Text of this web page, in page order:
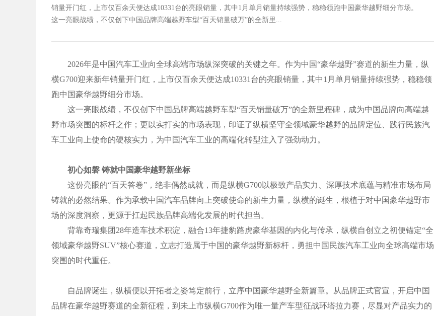
销量开门红，上市仅百余天便达成10331台的亮眼销量，其中1月单月销量持续强势，稳稳领跑中国豪华越野细分市场。
这一亮眼战绩，不仅创下中国品牌高端越野车型“百天销量破万”的全新里...
2026年是中国汽车工业向全球高端市场纵深突破的关键之年。作为中国“豪华越野”赛道的新生力量，纵
横G700迎来新年销量开门红，上市仅百余天便达成10331台的亮眼销量，其中1月单月销量持续强势，稳稳领
跑中国豪华越野细分市场。
这一亮眼战绩，不仅创下中国品牌高端越野车型“百天销量破万”的全新里程碑，成为中国品牌向高端越
野市场突围的标杆之作；更以实打实的市场表现，印证了纵横坚守全领域豪华越野的品牌定位、践行民族汽
车工业向上使命的硬核实力，为中国汽车工业的高端化转型注入了强劲动力。
初心如磐 铸就中国豪华越野新坐标
这份亮眼的“百天答卷”，绝非偶然成就，而是纵横G700以极致产品实力、深厚技术底蕴与精准市场布局
铸就的必然结果。作为承载中国汽车品牌向上突破使命的新生力量，纵横的诞生，根植于对中国豪华越野市
场的深度洞察，更源于扛起民族品牌高端化发展的时代担当。
背靠奇瑞集团28年造车技术积淀，融合13年捷豹路虎豪华基因的内化与传承，纵横自创立之初便锚定“全
领域豪华越野SUV”核心赛道，立志打造属于中国的豪华越野新标杆，勇担中国民族汽车工业向全球高端市场
突围的时代重任。
自品牌诞生，纵横便以开拓者之姿笃定前行，立序中国豪华越野全新篇章。从品牌正式官宣，开启中国
品牌在豪华越野赛道的全新征程，到未上市纵横G700作为唯一量产车型征战环塔拉力赛，尽显对产品实力的